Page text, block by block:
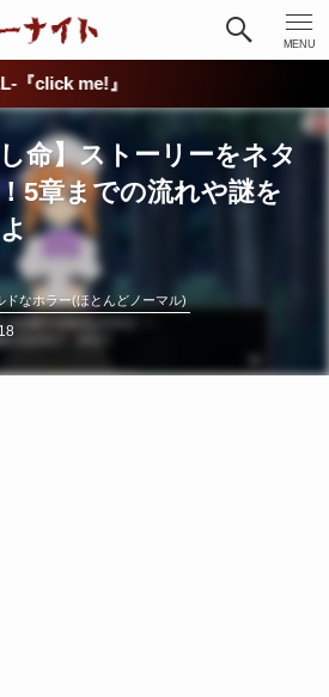
MENU
し命】ストーリーをネタ
5章までの流れや謎を
ドなホラー(ほとんどノーマル)